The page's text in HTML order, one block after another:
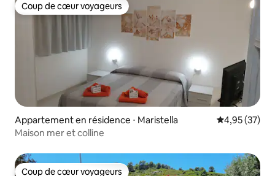
Coup de cœur voyageurs
Coup de cœur voyageurs
Appartement en résidence ⋅ Maristella Évaluation
4,95 (37)
Maison mer et colline
Coup de cœur voyageurs